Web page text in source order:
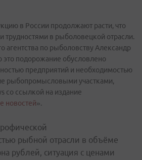
в России продолжают расти, что
трудностями в рыболовецкой отрасли.
агентства по рыболовству Александр
это подорожание обусловлено
предприятий и необходимостью
рыбопромысловыми участками,
со ссылкой на издание
новостей».
рыбной отрасли в объёме
рублей, ситуация с ценами